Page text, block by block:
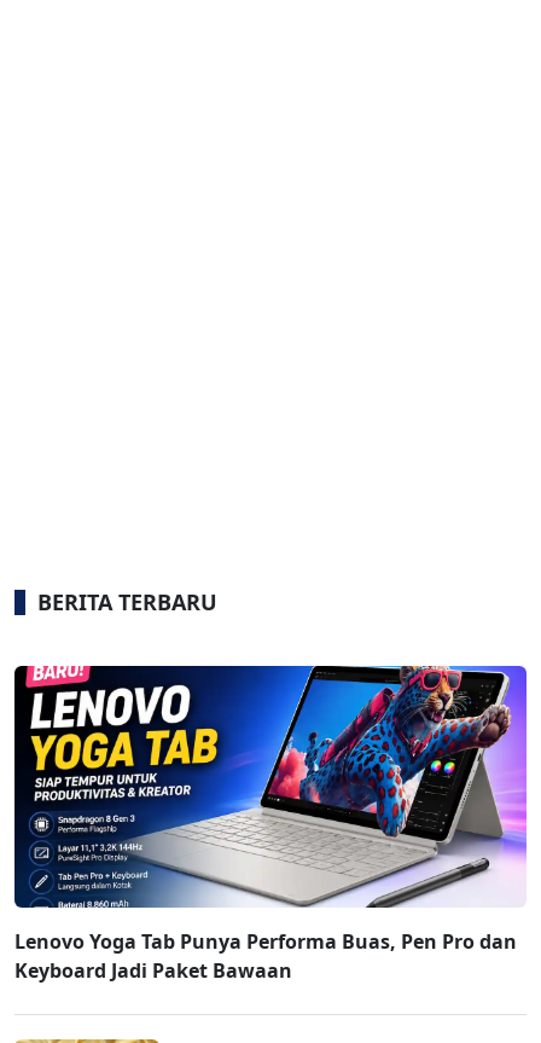
BERITA TERBARU
Lenovo Yoga Tab Punya Performa Buas, Pen Pro dan
Keyboard Jadi Paket Bawaan